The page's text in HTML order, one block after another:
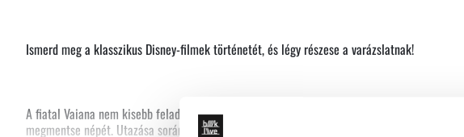
Ismerd meg a klasszikus Disney-filmek történetét, és légy részese a varázslatnak!
A fiatal Vaiana nem kisebb feladattal kelt óceáni útjára, mint hogy megkeresse a
megmentse népét. Utazása során az öntelt félisten, Maui segített neki a habok fölött